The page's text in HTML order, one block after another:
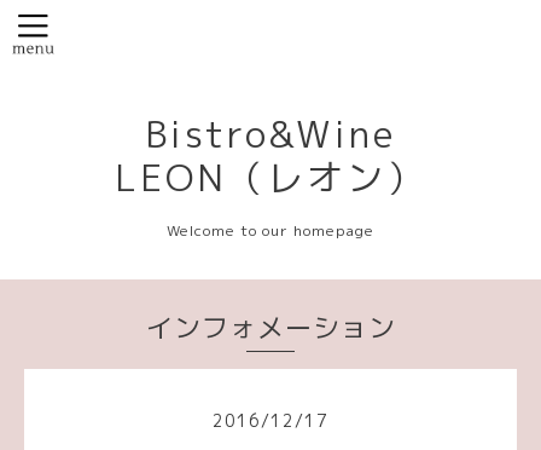
Bistro&Wine
LEON（レオン）
Welcome to our homepage
インフォメーション
2016/12 /17